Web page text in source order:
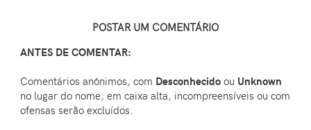
POSTAR UM COMENTÁRIO
ANTES DE COMENTAR:
Comentários anônimos, com Desconhecido ou Unknown
no lugar do nome, em caixa alta, incompreensíveis ou com
ofensas serão excluídos.